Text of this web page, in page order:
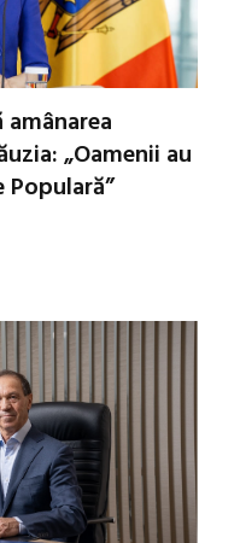
„Oamenii au